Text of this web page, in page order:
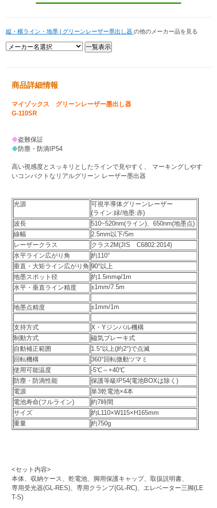
縦・横ライン・地墨 | グリーンレーザー墨出し器 の他のメーカー品を見る
商品詳細情報
マイゾックス グリーンレーザー墨出し器
G-110SR
◆盗難保証
◆防塵・防滴IP54
高い視感度とスッキリとしたラインで見やすく、 マーキングしやす
いコンパクトなリアルグリーン レーザー墨出器
光源
可視半導体グリーンレーザー
(ライン:緑/地墨:赤)
波長
510~520nm(ライン)、650nm(地墨点)
線幅
2.5mm以下/5m
レーザークラス
クラス2M(JIS C6802:2014)
水平ライン広がり角
約110°
垂直・大矩ライン広がり角 90°以上
地墨スポット径
約1.5mmφ/1m
水平・垂直ライン精度
±1mm/7.5m
地墨点精度 ±1mm/1m
支持方式
X・Yジンバル機構
制動方式
磁気ブレーキ式
自動補正範囲
1.5°以上(約2°)で点滅
回転機構
360°回転微動ツマミ
使用可能温度
-5℃～+40℃
防塵・防滴性能
保護等級IP54(電池BOXは除く)
電源
単3乾電池×4本
電池寿命(フルライン)
約7時間
サイズ
約L110×W115×H165mm
重量
約750g
<セット内容>
本体、収納ケース、乾電池、脚用保護キャップ、 取扱説明書、
専用受光器(GL-RES)、 専用クランプ(GL-RC)、エレベーター三脚(LE
T-S)